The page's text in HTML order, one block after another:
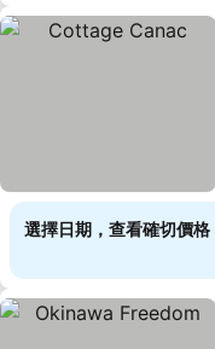
選擇日期，查看確切價格